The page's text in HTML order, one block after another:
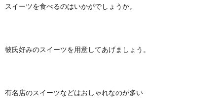
スイーツを食べるのはいかがでしょうか。
彼氏好みのスイーツを用意してあげましょう。
有名店のスイーツなどはおしゃれなのが多い